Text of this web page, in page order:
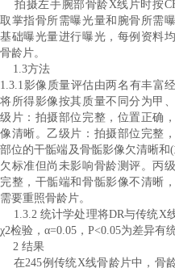
拍摄左手腕部骨龄X线片时按
取掌指骨所需曝光量和腕骨所需
基础曝光量进行曝光，每例资料
骨龄片。
1.3方法
1.3.1影像质量评估由两名有丰富
将所得影像按其质量不同分为甲
级片：拍摄部位完整，位置正确
像清晰。乙级片：拍摄部位完整
部位的干骺端及骨骺影像欠清晰和(
欠标准但尚未影响骨龄测评。丙
完整，干骺端和骨骺影像不清晰
需要重照骨龄片。
1.3.2 统计学处理将DR与传统X
χ2检验，α=0.05 ， P<0.05为差异有
2 结果
在245例传统X线骨龄片中，骨